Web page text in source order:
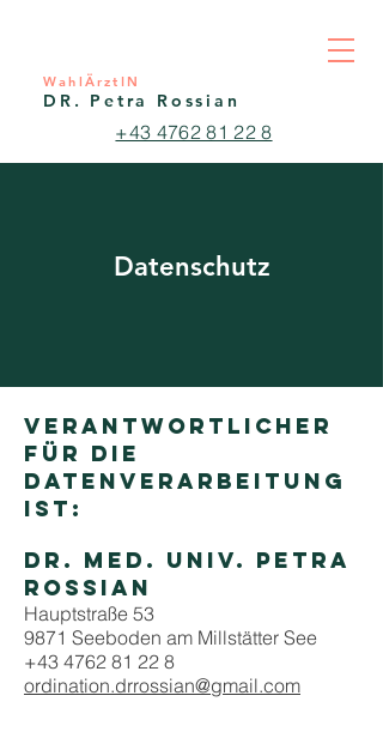
DR. Petra Rossian
+43 4762 81 22 8
WahlÄrztIN
Datenschutz
VERANTWORTLICHER
FÜR DIE
DATENVERARBEITUNG
IST:
Dr. med. univ. Petra
Rossian
Hauptstraße 53
9871 Seeboden am Millstätter See
+43 4762 81 22 8
ordination.drrossian@gmail.com